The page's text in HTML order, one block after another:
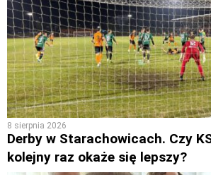
8 sierpnia 2026
Derby w Starachowicach. Czy
kolejny raz okaże się lepszy?